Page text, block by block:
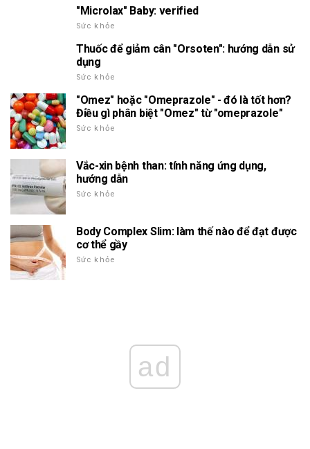
"Microlax" Baby: verified
Sức khỏe
Thuốc để giảm cân "Orsoten": hướng dẫn sử
dụng
Sức khỏe
"Omez" hoặc "Omeprazole" - đó là tốt hơn?
Điều gì phân biệt "Omez" từ "omeprazole"
Sức khỏe
Vắc-xin bệnh than: tính năng ứng dụng,
hướng dẫn
Sức khỏe
Body Complex Slim: làm thế nào để đạt được
cơ thể gầy
Sức khỏe
ad